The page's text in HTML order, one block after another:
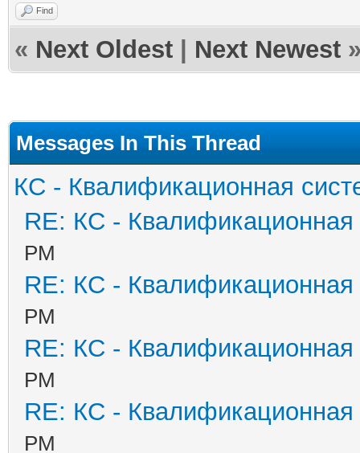
Find
« Next Oldest Next Newest
Messages In This Thread
КС - Квалификационная
RE: КС - Квалификационная
PM
RE: КС - Квалификационная
PM
RE: КС - Квалификационная
PM
RE: КС - Квалификационная
PM